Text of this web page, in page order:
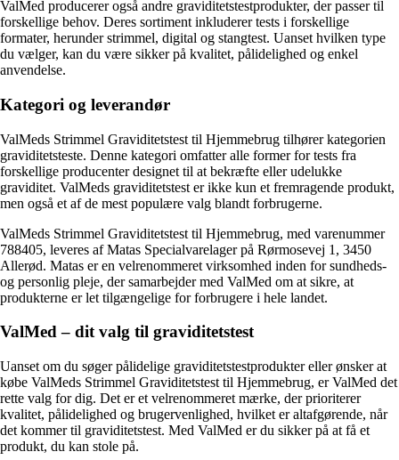
ValMed producerer også andre graviditetstestprodukter, der passer til
forskellige behov. Deres sortiment inkluderer tests i forskellige
formater, herunder strimmel, digital og stangtest. Uanset hvilken type
du vælger, kan du være sikker på kvalitet, pålidelighed og enkel
anvendelse.
Kategori og leverandør
ValMeds Strimmel Graviditetstest til Hjemmebrug tilhører kategorien
graviditetsteste. Denne kategori omfatter alle former for tests fra
forskellige producenter designet til at bekræfte eller udelukke
graviditet. ValMeds graviditetstest er ikke kun et fremragende produkt,
men også et af de mest populære valg blandt forbrugerne.
ValMeds Strimmel Graviditetstest til Hjemmebrug, med varenummer
788405, leveres af Matas Specialvarelager på Rørmosevej 1, 3450
Allerød. Matas er en velrenommeret virksomhed inden for sundheds-
og personlig pleje, der samarbejder med ValMed om at sikre, at
produkterne er let tilgængelige for forbrugere i hele landet.
ValMed – dit valg til graviditetstest
Uanset om du søger pålidelige graviditetstestprodukter eller ønsker at
købe ValMeds Strimmel Graviditetstest til Hjemmebrug, er ValMed det
rette valg for dig. Det er et velrenommeret mærke, der prioriterer
kvalitet, pålidelighed og brugervenlighed, hvilket er altafgørende, når
det kommer til graviditetstest. Med ValMed er du sikker på at få et
produkt, du kan stole på.